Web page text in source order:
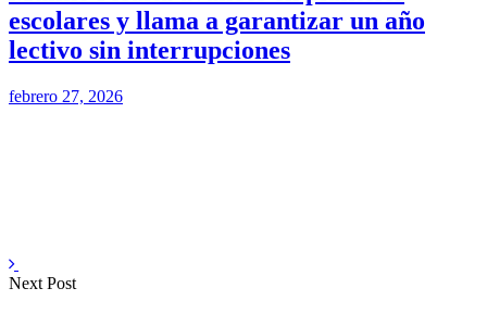
escolares y llama a garantizar un año
lectivo sin interrupciones
febrero 27, 2026
Next Post